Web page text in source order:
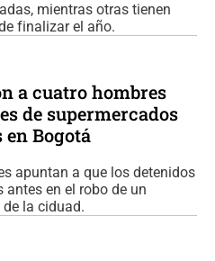
mientras otras tienen
finalizar el año.
a cuatro hombres
de supermercados
Bogotá
apuntan a que los detenidos
en el robo de un
la ciduad.